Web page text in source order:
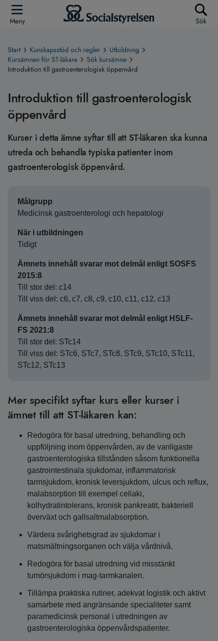
Meny Sök
Start Kunskapsstöd och regler
Utbildning
Kursämnen för ST-läkare
Sök kursämne
Introduktion till gastroenterologisk öppenvård
Introduktion till gastroenterologisk
öppenvård
Kurser i detta ämne syftar till att ST-läkaren ska kunna
utreda och behandla typiska patienter inom
gastroenterologisk öppenvård.
Målgrupp
Medicinsk gastroenterologi och hepatologi
När i utbildningen
Tidigt
Ämnets innehåll svarar mot delmål enligt SOSFS
2015:8
Till stor del: c14
Till viss del: c6, c7, c8, c9, c10, c11, c12, c13
Ämnets innehåll svarar mot delmål enligt HSLF-
FS 2021:8
Till stor del: STc14
Till viss del: STc6, STc7, STc8, STc9, STc10, STc11,
STc12, STc13
Mer specifikt syftar kurs eller kurser i
ämnet till att ST-läkaren kan:
Redogöra för basal utredning, behandling och
uppföljning inom öppenvården, av de vanligaste
gastroenterologiska tillstånden såsom funktionella
gastrointestinala sjukdomar, inflammatorisk
tarmsjukdom, kronisk leversjukdom, ulcus och reflux,
malabsorption till exempel celiaki,
kolhydratintolerans, kronisk pankreatit, bakteriell
överväxt och gallsaltmalabsorption.
Värdera svårighetsgrad av sjukdomar i
matsmältningsorganen och välja vårdnivå.
Redogöra för basal utredning vid misstänkt
tumörsjukdom i mag-tarmkanalen.
Tillämpa praktiska rutiner, adekvat logistik och aktivt
samarbete med angränsande specialiteter samt
paramedicinsk personal i utredningen av
gastroenterologiska öppenvårdspatienter.